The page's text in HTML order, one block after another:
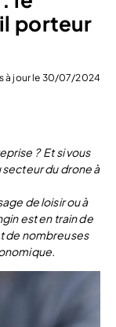
porteur
à jour le 30/07/2024
? Et si vous
secteur du drone à
de loisir ou à
est en train de
de nombreuses